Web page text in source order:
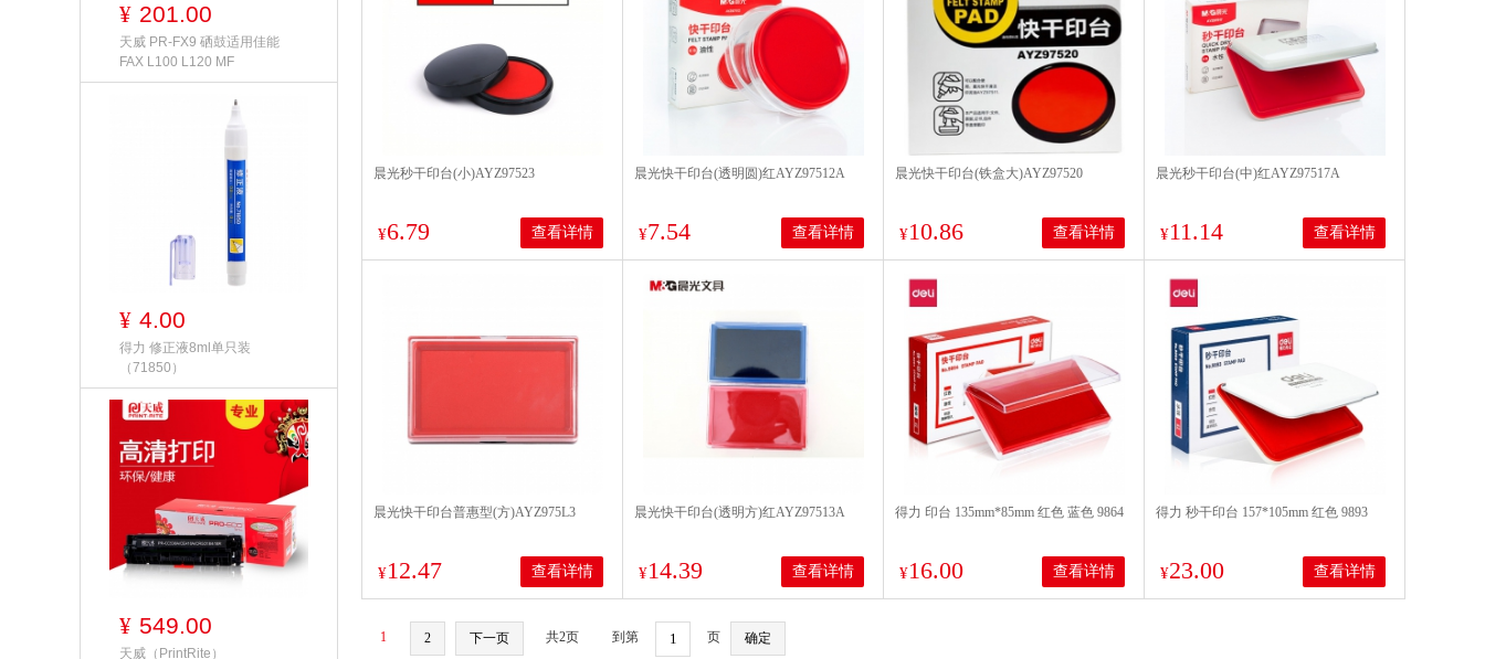
¥ 201.00
天威 PR-FX9 硒鼓适用佳能
FAX L100 L120 MF
¥ 4.00
得力 修正液8ml单只装
（71850）
¥ 549.00
天威（PrintRite）
晨光秒干印台(小)AYZ97523
¥6.79 查看详情
晨光快干印台(透明圆)红AYZ97512A
¥7.54 查看详情
晨光快干印台(铁盒大)AYZ97520
¥10.86 查看详情
晨光秒干印台(中)红AYZ97517A
¥11.14 查看详情
晨光快干印台普惠型(方)AYZ975L3
¥12.47 查看详情
晨光快干印台(透明方)红AYZ97513A
¥14.39 查看详情
得力 印台 135mm*85mm 红色 蓝色 9864
¥16.00 查看详情
得力 秒干印台 157*105mm 红色 9893
¥23.00 查看详情
1 2 下一页 共2页 到第 页 确定